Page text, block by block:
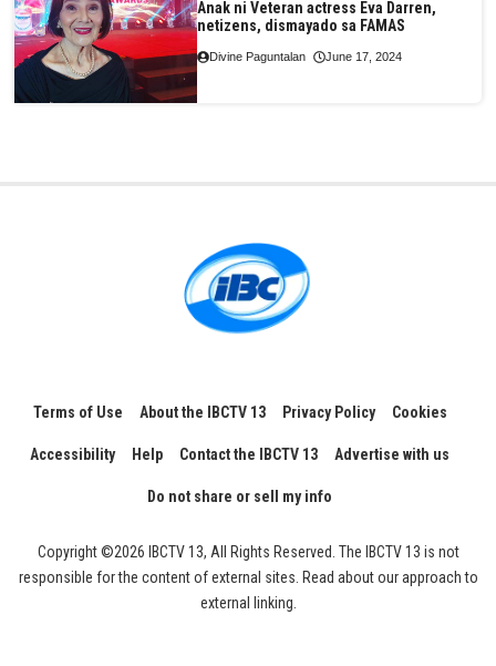
Anak ni Veteran actress Eva Darren,
netizens, dismayado sa FAMAS
Divine Paguntalan June 17, 2024
Terms of Use About the IBCTV 13 Privacy Policy Cookies
Accessibility Help Contact the IBCTV 13 Advertise with us
Do not share or sell my info
Copyright ©2026 IBCTV 13, All Rights Reserved. The IBCTV 13 is not
responsible for the content of external sites. Read about our approach to
external linking.